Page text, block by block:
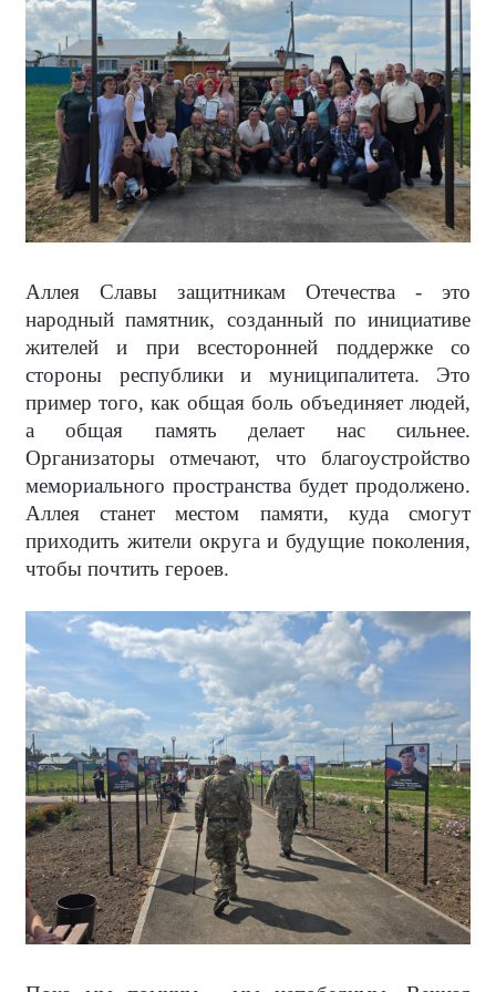
Аллея Славы защитникам Отечества - это
народный памятник, созданный по инициативе
жителей и при всесторонней поддержке со
стороны республики и муниципалитета. Это
пример того, как общая боль объединяет людей,
а общая память делает нас сильнее.
Организаторы отмечают, что благоустройство
мемориального пространства будет продолжено.
Аллея станет местом памяти, куда смогут
приходить жители округа и будущие поколения,
чтобы почтить героев.